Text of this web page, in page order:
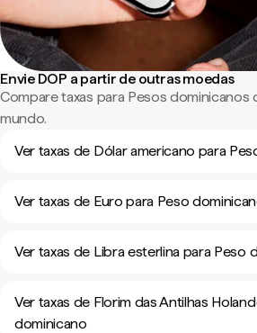
Envie DOP a partir de outras moedas
Compare taxas para Pesos
mundo.
Ver taxas de Dólar americano para
Ver taxas de Euro para Peso
Ver taxas de Libra esterlina para Peso
Ver taxas de Florim das Antilhas
dominicano